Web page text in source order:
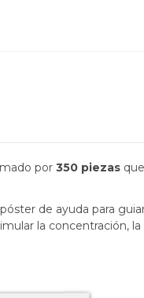
por 350 piezas
de ayuda para
la concentración,